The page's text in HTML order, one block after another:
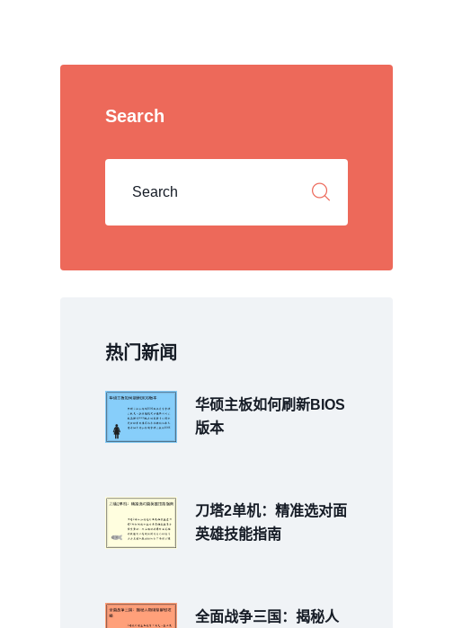
Search
热门新闻
华硕主板如何刷新BIOS
版本
刀塔2单机：精准选对面
英雄技能指南
全面战争三国：揭秘人